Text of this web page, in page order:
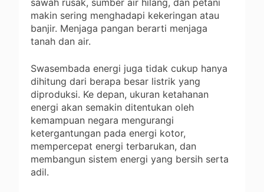
makin sering menghadapi kekeringan atau
banjir. Menjaga pangan berarti menjaga
tanah dan air.
Swasembada energi juga tidak cukup hanya
dihitung dari berapa besar listrik yang
diproduksi. Ke depan, ukuran ketahanan
energi akan semakin ditentukan oleh
kemampuan negara mengurangi
ketergantungan pada energi kotor,
mempercepat energi terbarukan, dan
membangun sistem energi yang bersih serta
adil.